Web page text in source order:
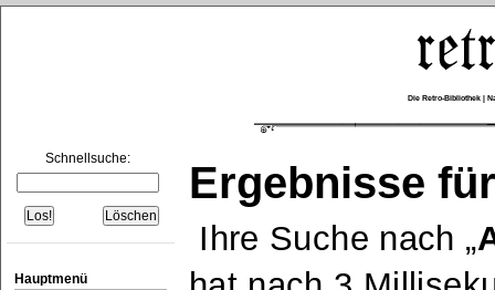
Die Retro-Bibliothek |
Schnellsuche:
Hauptmenü
Ergebnisse
Ihre Suche nach